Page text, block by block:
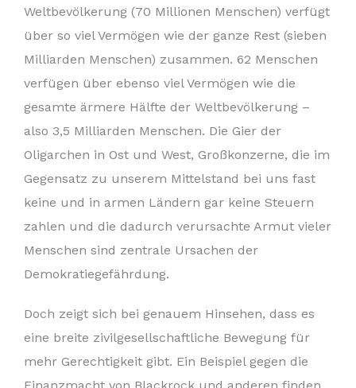
Weltbevölkerung (70 Millionen Menschen) verfügt
über so viel Vermögen wie der ganze Rest (sieben
Milliarden Menschen) zusammen. 62 Menschen
verfügen über ebenso viel Vermögen wie die
gesamte ärmere Hälfte der Weltbevölkerung –
also 3,5 Milliarden Menschen. Die Gier der
Oligarchen in Ost und West, Großkonzerne, die im
Gegensatz zu unserem Mittelstand bei uns fast
keine und in armen Ländern gar keine Steuern
zahlen und die dadurch verursachte Armut vieler
Menschen sind zentrale Ursachen der
Demokratiegefährdung.
Doch zeigt sich bei genauem Hinsehen, dass es
eine breite zivilgesellschaftliche Bewegung für
mehr Gerechtigkeit gibt. Ein Beispiel gegen die